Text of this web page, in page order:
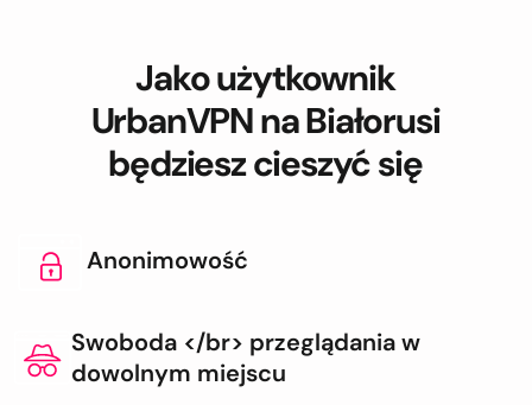
Jako użytkownik
UrbanVPN na Białorusi
będziesz cieszyć się
Anonimowość
Swoboda </br> przeglądania w
dowolnym miejscu